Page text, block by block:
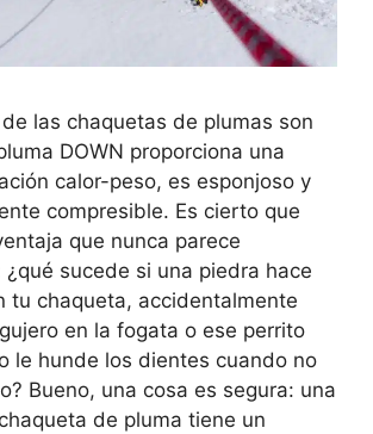
las chaquetas de plumas son
DOWN proporciona una
calor-peso, es esponjoso y
compresible. Es cierto que
que nunca parece
¿qué sucede si una piedra hace
tu chaqueta, accidentalmente
en la fogata o ese perrito
le hunde los dientes cuando no
Bueno, una cosa es segura: una
de pluma tiene un